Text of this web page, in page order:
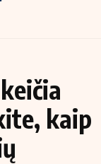
kaip